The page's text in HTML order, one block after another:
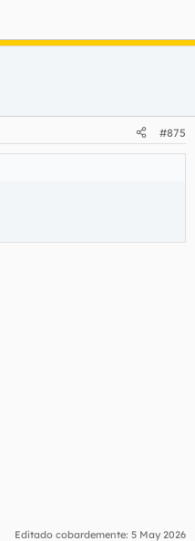
#875
Editado cobardemente: 5 May 2026